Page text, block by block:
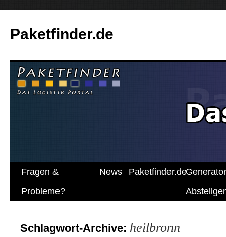
Paketfinder.de
Fragen &
Probleme?
News Paketfinder.deGenerator
Schlagwort-Archive: heilbronn